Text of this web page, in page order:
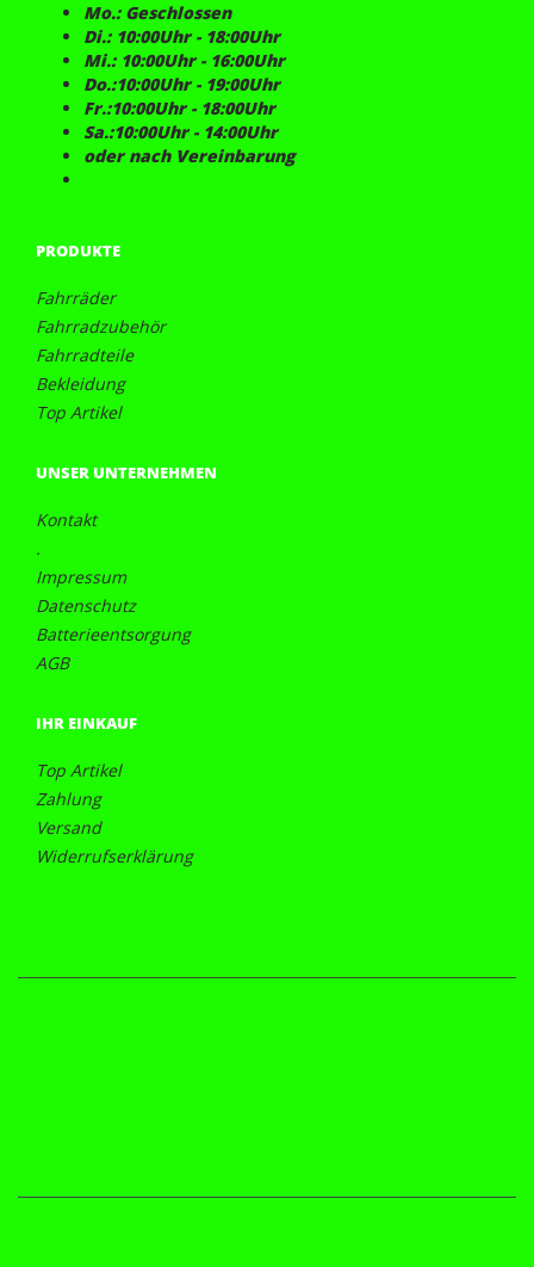
Mo.: Geschlossen
Di.: 10:00Uhr - 18:00Uhr
Mi.: 10:00Uhr - 16:00Uhr
Do.:10:00Uhr - 19:00Uhr
Fr.:10:00Uhr - 18:00Uhr
Sa.:10:00Uhr - 14:00Uhr
oder nach Vereinbarung
PRODUKTE
Fahrräder
Fahrradzubehör
Fahrradteile
Bekleidung
Top Artikel
UNSER UNTERNEHMEN
Kontakt
.
Impressum
Datenschutz
Batterieentsorgung
AGB
IHR EINKAUF
Top Artikel
Zahlung
Versand
Widerrufserklärung